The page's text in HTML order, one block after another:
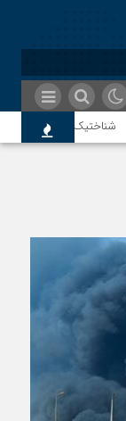
مهاجران دولت چهاردهم را خیرخواه خود نمی‌دانند
معاندین از
معطلی بار تاجران پشت
بدرقه میهمان با